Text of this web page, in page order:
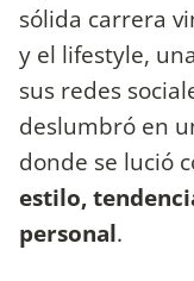
sólida carrera
y el lifestyle,
sus redes
deslumbró en
donde se lució
estilo,
personal.